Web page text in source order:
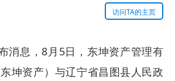
的神器 访问TA的主页
消息，8月5日，东坤资产管理有
坤资产）与辽宁省昌图县人民政